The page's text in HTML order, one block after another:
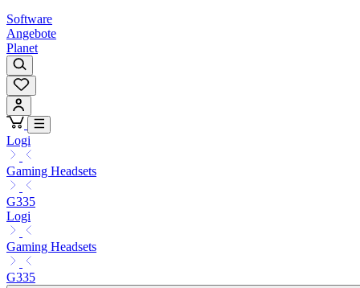
Software
Angebote
Planet
Logi
Gaming Headsets
G335
Logi
Gaming Headsets
G335